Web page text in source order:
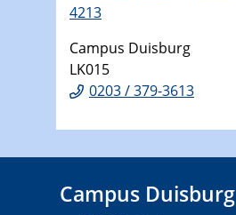
4213
Campus Duisburg
LK015
0203 / 379-3613
Campus Duisburg